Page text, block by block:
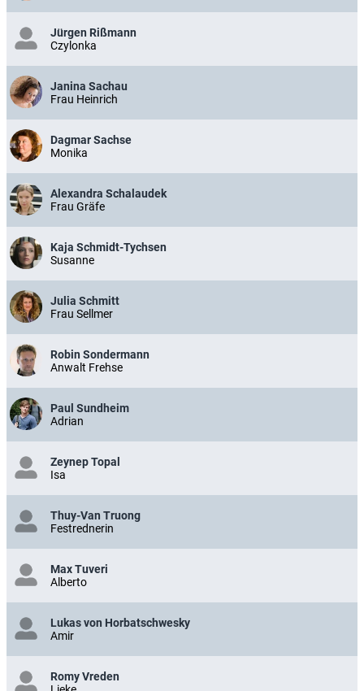
Jürgen Rißmann
Czylonka
Janina Sachau
Frau Heinrich
Dagmar Sachse
Monika
Alexandra Schalaudek
Frau Gräfe
Kaja Schmidt-Tychsen
Susanne
Julia Schmitt
Frau Sellmer
Robin Sondermann
Anwalt Frehse
Paul Sundheim
Adrian
Zeynep Topal
Isa
Thuy-Van Truong
Festrednerin
Max Tuveri
Alberto
Lukas von Horbatschwesky
Amir
Romy Vreden